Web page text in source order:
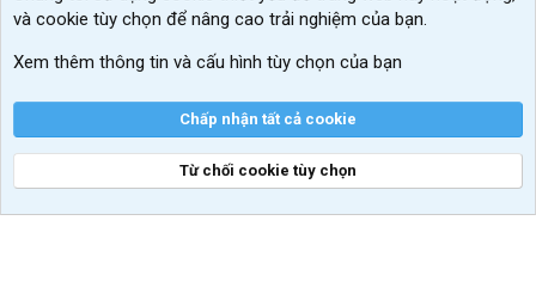
VIP add-ons Xenforo
Khuyến mãi và tài trợ
và cookie tùy chọn để nâng cao trải nghiệm của bạn.
Xem thêm thông tin và cấu hình tùy chọn của bạn
Chấp nhận tất cả cookie
Từ chối cookie tùy chọn